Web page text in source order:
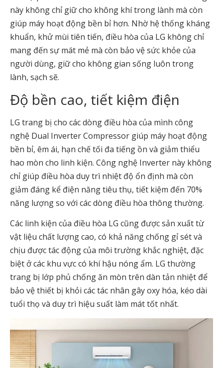
này không chỉ giữ cho không khí trong lành mà còn
giúp máy hoạt động bền bỉ hơn. Nhờ hệ thống kháng
khuẩn, khử mùi tiên tiến, điều hòa của LG không chỉ
mang đến sự mát mẻ mà còn bảo vệ sức khỏe của
người dùng, giữ cho không gian sống luôn trong
lành, sạch sẽ.
Độ bền cao, tiết kiệm điện
LG trang bị cho các dòng điều hòa của mình công
nghệ Dual Inverter Compressor giúp máy hoạt động
bền bỉ, êm ái, hạn chế tối đa tiếng ồn và giảm thiểu
hao mòn cho linh kiện. Công nghệ Inverter này không
chỉ giúp điều hòa duy trì nhiệt độ ổn định mà còn
giảm đáng kể điện năng tiêu thụ, tiết kiệm đến 70%
năng lượng so với các dòng điều hòa thông thường.
Các linh kiện của điều hòa LG cũng được sản xuất từ
vật liệu chất lượng cao, có khả năng chống gỉ sét và
chịu được tác động của môi trường khắc nghiệt, đặc
biệt ở các khu vực có khí hậu nóng ẩm. LG thường
trang bị lớp phủ chống ăn mòn trên dàn tản nhiệt để
bảo vệ thiết bị khỏi các tác nhân gây oxy hóa, kéo dài
tuổi thọ và duy trì hiệu suất làm mát tốt nhất.